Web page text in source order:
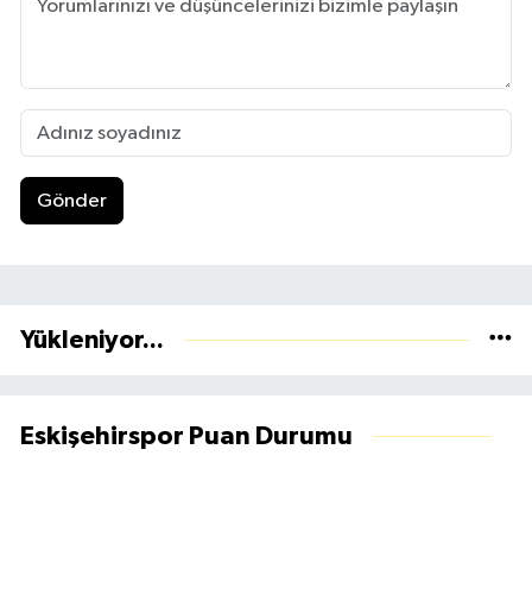
Gönder
Yükleniyor...
Eskişehirspor Puan Durumu